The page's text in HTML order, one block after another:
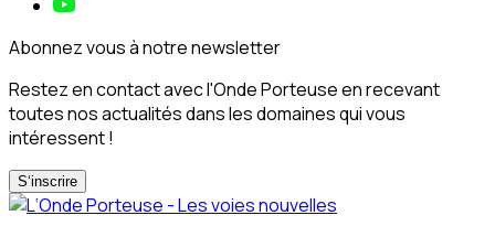
Abonnez vous à notre newsletter
Restez en contact avec l'Onde Porteuse en recevant
toutes nos actualités dans les domaines qui vous
intéressent !
S‘inscrire